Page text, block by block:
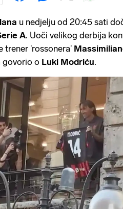
u nedjelju od 20:45 sati
A. Uoči velikog derbija
trener 'rossonera'
govorio o Luki Modriću.
Pokretanje videa...